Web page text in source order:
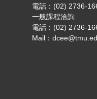
電話：(02) 2736-
一般課程洽詢
電話：(02) 2736-
Mail：